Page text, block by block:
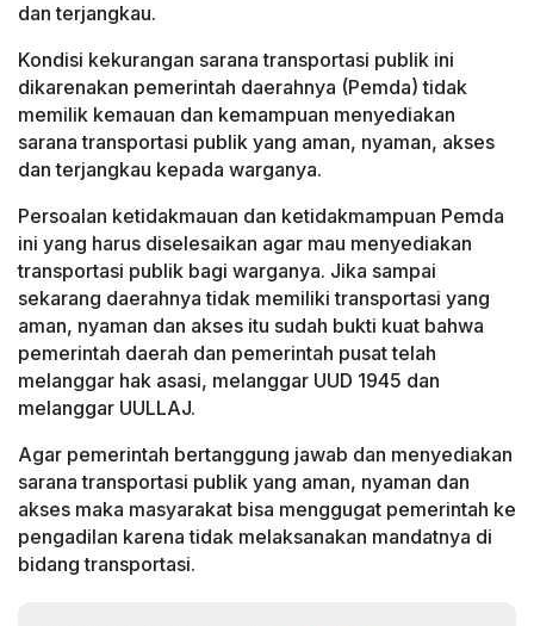
dan terjangkau.
Kondisi kekurangan sarana transportasi publik ini
dikarenakan pemerintah daerahnya (Pemda) tidak
memilik kemauan dan kemampuan menyediakan
sarana transportasi publik yang aman, nyaman, akses
dan terjangkau kepada warganya.
Persoalan ketidakmauan dan ketidakmampuan Pemda
ini yang harus diselesaikan agar mau menyediakan
transportasi publik bagi warganya. Jika sampai
sekarang daerahnya tidak memiliki transportasi yang
aman, nyaman dan akses itu sudah bukti kuat bahwa
pemerintah daerah dan pemerintah pusat telah
melanggar hak asasi, melanggar UUD 1945 dan
melanggar UULLAJ.
Agar pemerintah bertanggung jawab dan menyediakan
sarana transportasi publik yang aman, nyaman dan
akses maka masyarakat bisa menggugat pemerintah ke
pengadilan karena tidak melaksanakan mandatnya di
bidang transportasi.